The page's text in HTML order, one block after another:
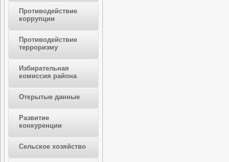
Противодействие
коррупции
Противодействие
терроризму
Избирательная
комиссия района
Открытые данные
Развитие
конкуренции
Сельское хозяйство